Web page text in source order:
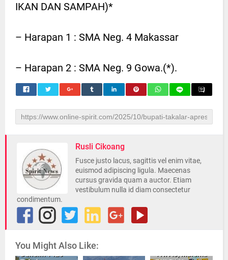
IKAN DAN SAMPAH)*
– Harapan 1 : SMA Neg. 4 Makassar
– Harapan 2 : SMA Neg. 9 Gowa.(*).
Rusli Cikoang
Fusce justo lacus, sagittis vel enim vitae,
euismod adipiscing ligula. Maecenas
cursus gravida quam a auctor. Etiam
vestibulum nulla id diam consectetur
condimentum.
You Might Also Like:
Dandim 1426
TNI AU, Marsma